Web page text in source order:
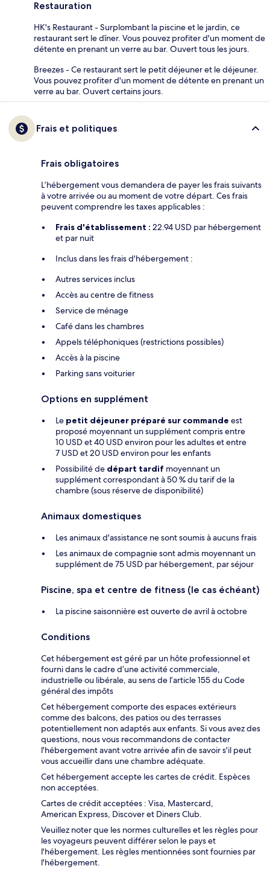
Restauration
HK's Restaurant - Surplombant la piscine et le jardin, ce
restaurant sert le dîner. Vous pouvez profiter d'un moment de
détente en prenant un verre au bar. Ouvert tous les jours.
Breezes - Ce restaurant sert le petit déjeuner et le déjeuner.
Vous pouvez profiter d'un moment de détente en prenant un
verre au bar. Ouvert certains jours.
Frais et politiques
Frais obligatoires
L’hébergement vous demandera de payer les frais suivants
à votre arrivée ou au moment de votre départ. Ces frais
peuvent comprendre les taxes applicables :
Frais d'établissement : 22.94 USD par hébergement
et par nuit
Inclus dans les frais d'hébergement :
Autres services inclus
Accès au centre de fitness
Service de ménage
Café dans les chambres
Appels téléphoniques (restrictions possibles)
Accès à la piscine
Parking sans voiturier
Options en supplément
Le petit déjeuner préparé sur commande est
proposé moyennant un supplément compris entre
10 USD et 40 USD environ pour les adultes et entre
7 USD et 20 USD environ pour les enfants
Possibilité de départ tardif moyennant un
supplément correspondant à 50 % du tarif de la
chambre (sous réserve de disponibilité)
Animaux domestiques
Les animaux d'assistance ne sont soumis à aucuns frais
Les animaux de compagnie sont admis moyennant un
supplément de 75 USD par hébergement, par séjour
Piscine, spa et centre de fitness (le cas échéant)
La piscine saisonnière est ouverte de avril à octobre
Conditions
Cet hébergement est géré par un hôte professionnel et
fourni dans le cadre d’une activité commerciale,
industrielle ou libérale, au sens de l’article 155 du Code
général des impôts
Cet hébergement comporte des espaces extérieurs
comme des balcons, des patios ou des terrasses
potentiellement non adaptés aux enfants. Si vous avez des
questions, nous vous recommandons de contacter
l'hébergement avant votre arrivée afin de savoir s'il peut
vous accueillir dans une chambre adéquate.
Cet hébergement accepte les cartes de crédit. Espèces
non acceptées.
Cartes de crédit acceptées : Visa, Mastercard,
American Express, Discover et Diners Club.
Veuillez noter que les normes culturelles et les règles pour
les voyageurs peuvent différer selon le pays et
l'hébergement. Les règles mentionnées sont fournies par
l'hébergement.